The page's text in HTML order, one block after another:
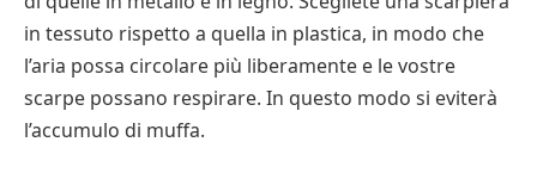
in tessuto rispetto a quella in plastica, in modo che
l’aria possa circolare più liberamente e le vostre
scarpe possano respirare. In questo modo si eviterà
l’accumulo di muffa.